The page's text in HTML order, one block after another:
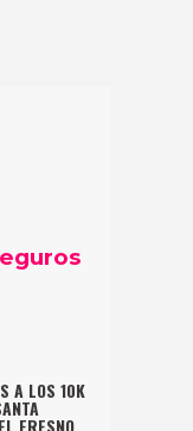
A LOS 10K